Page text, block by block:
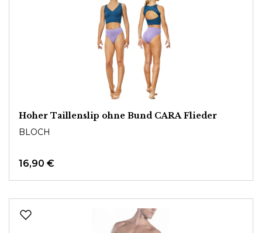
Hoher Taillenslip ohne Bund CARA Flieder
BLOCH
16,90 €